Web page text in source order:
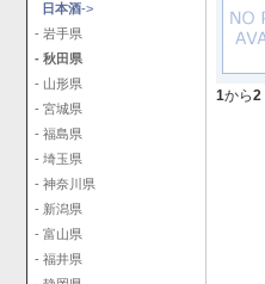
日本酒->
- 岩手県
- 秋田県
- 山形県
- 宮城県
- 福島県
- 埼玉県
- 神奈川県
- 新潟県
- 富山県
- 福井県
1から2